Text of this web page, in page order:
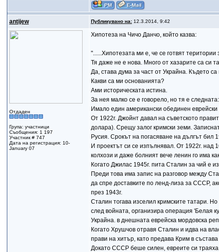
antijew Публикувано на:12.3.2014, 9:42
Отдаден
Група: участници
Съобщения: 1 197
Участник # 747
Дата на регистрация: 10-
January 07
Хипотеза на Чичо Данчо, който казва:
"......Хипотезата ми е, че се готвят
Тя даже не е нова. Много от хазарите са си
Да, става дума за част от Украйна. Където
Какви са ми основанията?
Ами историческата истина.
За нея малко се е говорело, но тя е следната:
Имало един американски обединен
От 1922г. Джойнт давал на съветското
долара). Срещу залог кримски земи.
Русия. Срокът на погасяване на дългът бил
И проектът си се изпълнявал. От 1922г. над
колхози и даже болният вече ленин го има
Когато Джилас 1945г. пита Сталин за чий е
Преди това има запис на разговор между
да спре доставките по ленд-лиза за СССР,
през 1943г.
Сталин тогава изселил кримските татари.
след войната, организира операция 'Белая
Украйна. в днешната еврейска мордовска
Когато Хрушчов отравя Сталин и идва на
прави на хитър, като предава Крим в
Докато СССР беше силен, евреите си